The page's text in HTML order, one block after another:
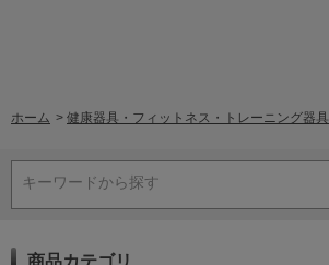
ホーム > 健康器具・フィットネス・トレーニング器具
キーワードから探す